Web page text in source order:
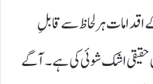
ہر لحاظ سے قابلِ
اشک شوئی کی ہے۔ آگے